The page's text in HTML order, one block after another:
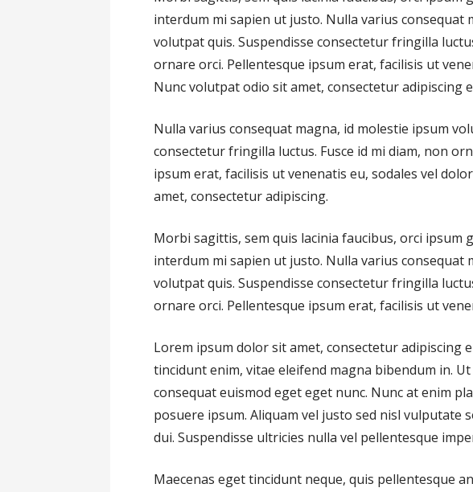
interdum mi sapien ut justo. Nulla varius consequat
volutpat quis. Suspendisse consectetur fringilla
ornare orci. Pellentesque ipsum erat, facilisis ut
Nunc volutpat odio sit amet, consectetur adipiscing
Nulla varius consequat magna, id molestie ipsum
consectetur fringilla luctus. Fusce id mi diam, non
ipsum erat, facilisis ut venenatis eu, sodales vel
amet, consectetur adipiscing.
Morbi sagittis, sem quis lacinia faucibus, orci ipsum
interdum mi sapien ut justo. Nulla varius consequat
volutpat quis. Suspendisse consectetur fringilla
ornare orci. Pellentesque ipsum erat, facilisis ut
Lorem ipsum dolor sit amet, consectetur adipiscing
tincidunt enim, vitae eleifend magna bibendum in.
consequat euismod eget eget nunc. Nunc at enim
posuere ipsum. Aliquam vel justo sed nisl vulputate
dui. Suspendisse ultricies nulla vel pellentesque
Maecenas eget tincidunt neque, quis pellentesque